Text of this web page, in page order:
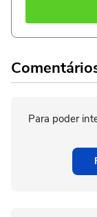
Para poder